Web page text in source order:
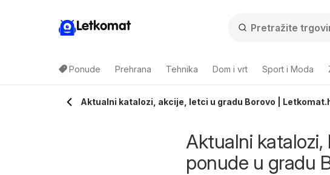
Letkomat
Ponude Prehrana Tehnika Dom i vrt Sport i Moda
Aktualni katalozi, akcije, letci u gradu Borovo |
Aktualni katalozi,
ponude u gradu